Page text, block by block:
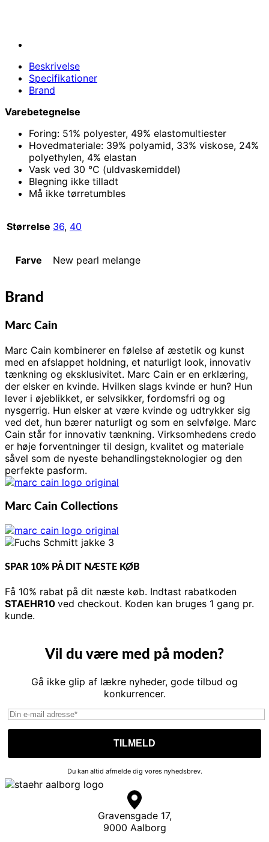
Beskrivelse
Specifikationer
Brand
Varebetegnelse
Foring: 51% polyester, 49% elastomultiester
Hovedmateriale: 39% polyamid, 33% viskose, 24%
polyethylen, 4% elastan
Vask ved 30 °C (uldvaskemiddel)
Blegning ikke tilladt
Må ikke tørretumbles
Størrelse 36, 40
Farve New pearl melange
Brand
Marc Cain
Marc Cain kombinerer en følelse af æstetik og kunst
med en afslappet holdning, et naturligt look, innovativ
tænkning og eksklusivitet. Marc Cain er en erklæring,
der elsker en kvinde. Hvilken slags kvinde er hun? Hun
lever i øjeblikket, er selvsikker, fordomsfri og og
nysgerrig. Hun elsker at være kvinde og udtrykker sig
ved det, hun bærer naturligt og som en selvfølge. Marc
Cain står for innovativ tænkning. Virksomhedens credo
er høje forventninger til design, kvalitet og materiale
såvel som de nyeste behandlingsteknologier og den
perfekte pasform.
Marc Cain Collections
SPAR 10% PÅ DIT NÆSTE KØB
Få 10% rabat på dit næste køb. Indtast rabatkoden
STAEHR10 ved checkout. Koden kan bruges 1 gang pr.
kunde.
Vil du være med på moden?
Gå ikke glip af lækre nyheder, gode tilbud og
konkurrencer.
Du kan altid afmelde dig vores nyhedsbrev.
Gravensgade 17,
9000 Aalborg